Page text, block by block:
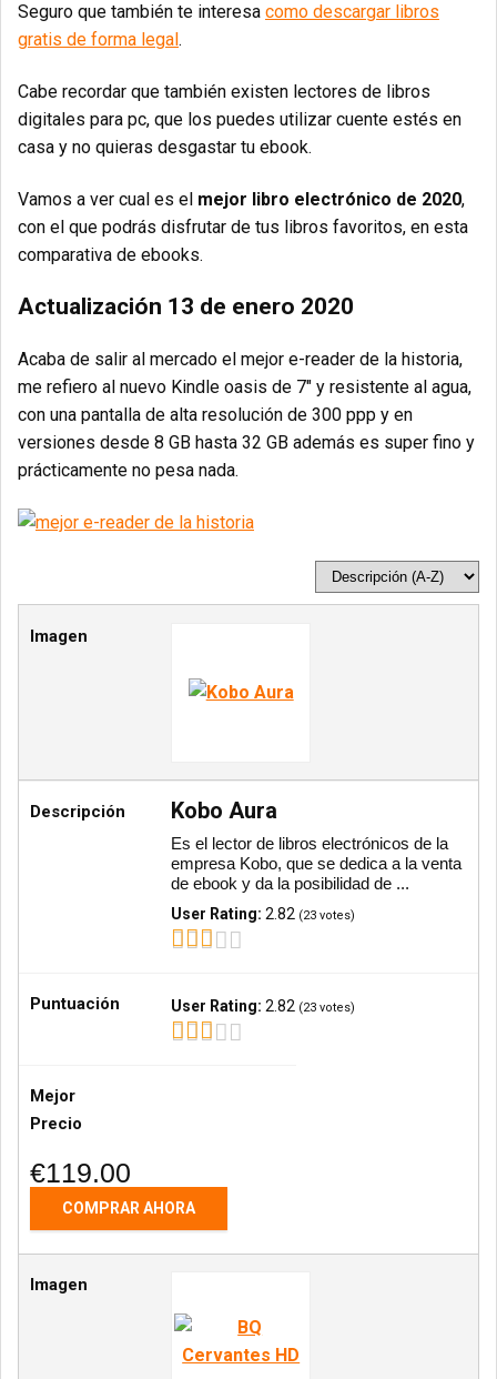
Seguro que también te interesa como descargar libros
gratis de forma legal.
Cabe recordar que también existen lectores de libros
digitales para pc, que los puedes utilizar cuente estés en
casa y no quieras desgastar tu ebook.
Vamos a ver cual es el mejor libro electrónico de 2020,
con el que podrás disfrutar de tus libros favoritos, en esta
comparativa de ebooks.
Actualización 13 de enero 2020
Acaba de salir al mercado el mejor e-reader de la historia,
me refiero al nuevo Kindle oasis de 7″ y resistente al agua,
con una pantalla de alta resolución de 300 ppp y en
versiones desde 8 GB hasta 32 GB además es super fino y
prácticamente no pesa nada.
Imagen
Descripción Kobo Aura
Es el lector de libros electrónicos de la
empresa Kobo, que se dedica a la venta
de ebook y da la posibilidad de ...
User Rating:2.82 (23 votes)
Puntuación User Rating:2.82 (23 votes)
Mejor
Precio
€119.00
COMPRAR AHORA
Imagen